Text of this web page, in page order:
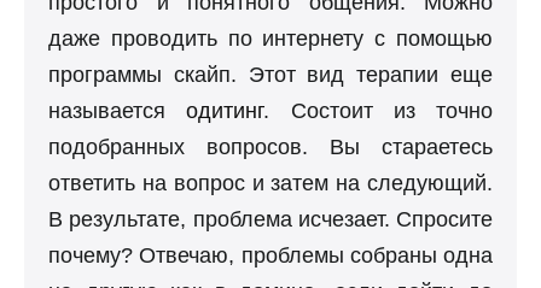
даже проводить по интернету с помощью
программы скайп. Этот вид терапии еще
называетсяодитинг. Состоит из точно
подобранных вопросов. Вы стараетесь
ответить на вопрос и затем на следующий.
В результате, проблема исчезает. Спросите
почему? Отвечаю, проблемы собраны одна